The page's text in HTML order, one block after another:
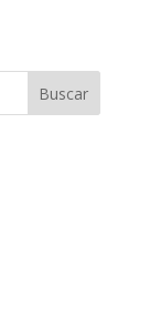
Buscar